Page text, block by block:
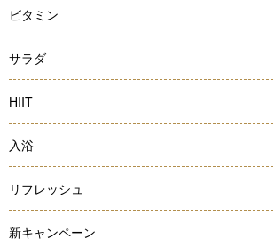
ビタミン
サラダ
HIIT
入浴
リフレッシュ
新キャンペーン